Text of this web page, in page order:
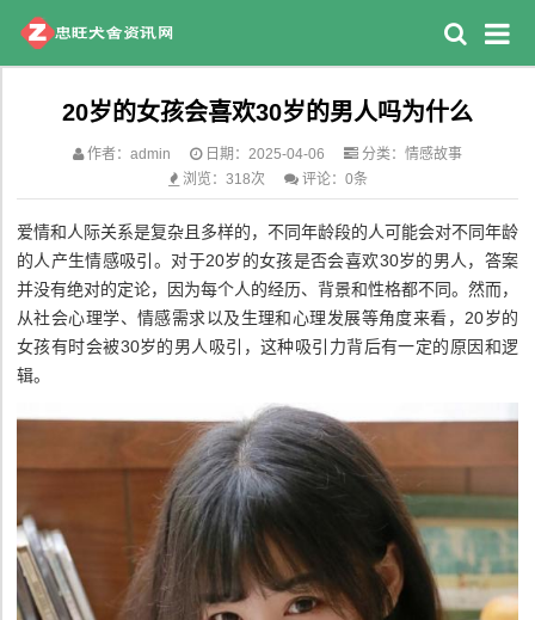
20岁的女孩会喜欢30岁的男人吗为什么
作者：admin 日期：2025-04-06 分类： 情感故事
浏览：318次
评论：0条
爱情和人际关系是复杂且多样的，不同年龄段的人可能会对不同年龄
的人产生情感吸引。对于20岁的女孩是否会喜欢30岁的男人，答案
并没有绝对的定论，因为每个人的经历、背景和性格都不同。然而，
从社会心理学、情感需求以及生理和心理发展等角度来看，20岁的
女孩有时会被30岁的男人吸引，这种吸引力背后有一定的原因和逻
辑。